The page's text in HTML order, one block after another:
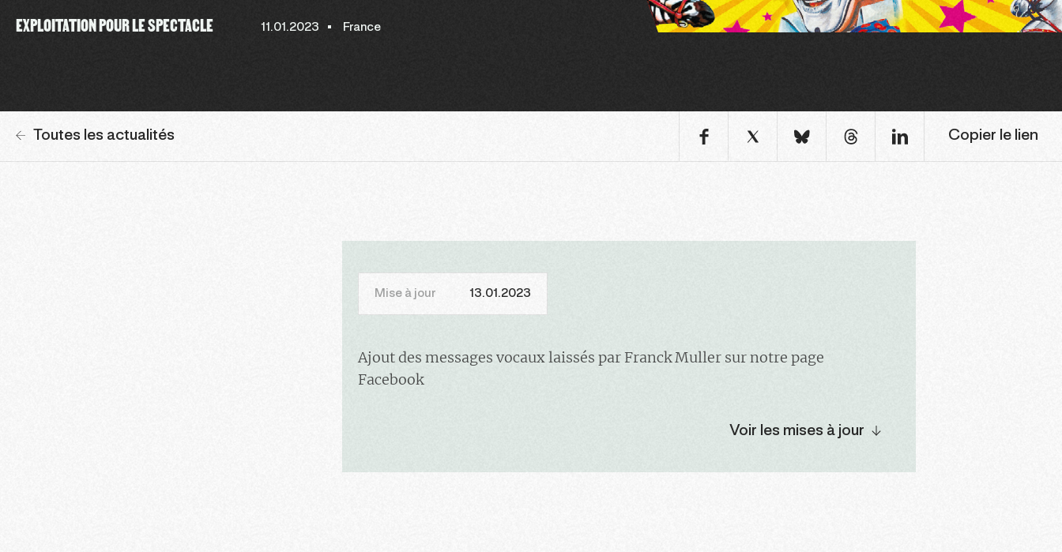
EXPLOITATION POUR LE SPECTACLE 11.01.2023 France
Toutes les actualités Copier le lien
Mise à jour 13.01.2023
Ajout des messages vocaux laissés par Franck Muller sur notre page
Facebook
Voir les mises à jour